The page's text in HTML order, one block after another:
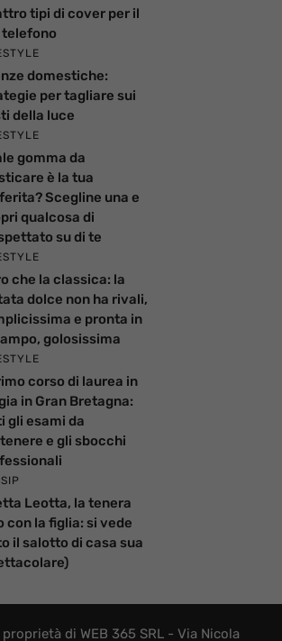
tipi di cover per il
domestiche:
per tagliare sui
della luce
gomma da
è la tua
Scegline una e
qualcosa di
su di te
che la classica: la
dolce non ha rivali,
e pronta in
golosissima
corso di laurea in
in Gran Bretagna:
gli esami da
e gli sbocchi
Leotta, la tenera
con la figlia: si vede
il salotto di casa sua
di WEB 365 SRL - Via Nicola